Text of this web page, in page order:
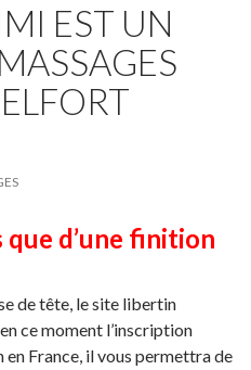
EST UN
que d’une finition
de tête, le site libertin
ce moment l’inscription
France, il vous permettra de